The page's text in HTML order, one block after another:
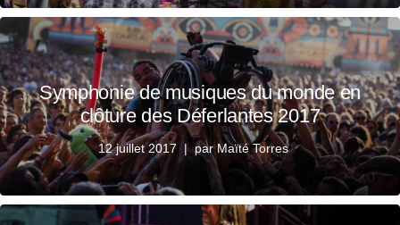
Symphonie de musiques du monde en
clôture des Déferlantes 2017
12 juillet 2017 parMaïté Torres